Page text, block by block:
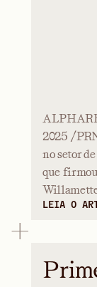
2025 /
no setor
que
LEIA O